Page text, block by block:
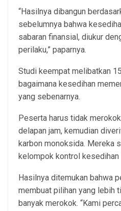
“Hasilnya dibangun
sebelumnya bahwa
sabaran finansial, diukur
perilaku,” paparnya.
Studi keempat melibatkan
bagaimana kesedihan
yang sebenarnya.
Peserta harus tidak
delapan jam, kemudian
karbon monoksida. Mereka
kelompok kontrol kesedihan
Hasilnya ditemukan bahwa
membuat pilihan yang lebih
banyak merokok. “Kami